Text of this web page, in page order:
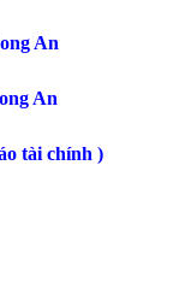
An
An
tài chính )